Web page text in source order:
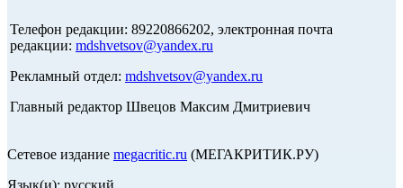
Телефон редакции: 89220866202, электронная почта
редакции: mdshvetsov@yandex.ru
Рекламный отдел: mdshvetsov@yandex.ru
Главный редактор Швецов Максим Дмитриевич
Сетевое издание megacritic.ru (МЕГАКРИТИК.РУ)
Язык(и): русский